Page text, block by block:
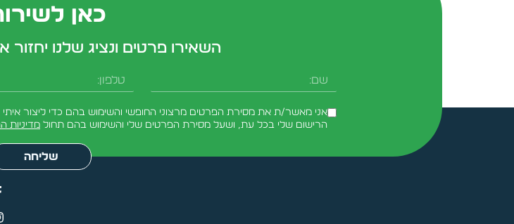
כאן
השאירו פרטים ונציג שלנו
שם טלפון
אני מאשר/ת את מסירת הפרטים מרצוני החופשי והשימוש בהם כדי ליצור
הרישום שלי בכל עת, ושעל מסירת הפרטים שלי והשימוש בהם תחול מדיניות
שליחה